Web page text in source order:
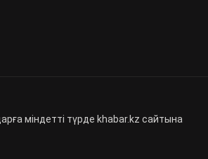
міндетті түрде khabar.kz сайтына